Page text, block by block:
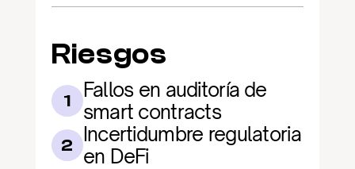
Riesgos
1
Fallos en auditoría de
smart contracts
2 Incertidumbre regulatoria
en DeFi